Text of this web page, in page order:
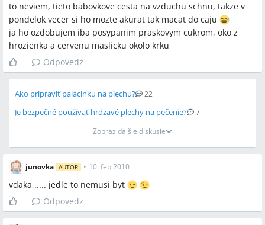
to neviem, tieto babovkove cesta na vzduchu schnu, takze v
pondelok vecer si ho mozte akurat tak macat do caju
ja ho ozdobujem iba posypanim praskovym cukrom, oko z
hrozienka a cervenu maslicku okolo krku
Odpovedz
Ako pripraviť palacinku na plechu? 22
Je bezpečné používať hrdzavé plechy na pečenie?
7
Zobraz ďalšie diskusie
junovka AUTOR • 10. feb 2010
vdaka,..... jedle to nemusi byt
Odpovedz